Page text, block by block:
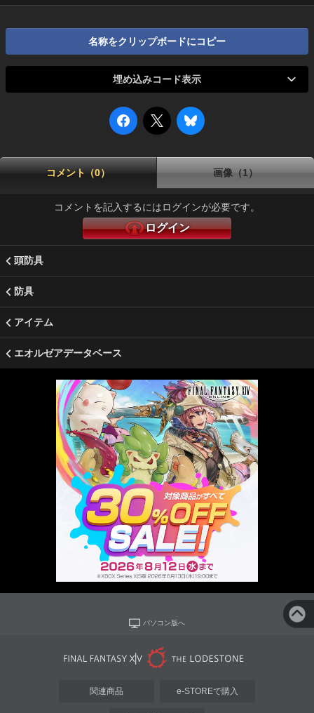
名称をクリップボードにコピー
埋め込みコード表示
コメント（0） 画像（1）
コメントを記入するにはログインが必要です。
ログイン
頭防具
防具
アイテム
エオルゼアデータベース
パソコン版へ
関連商品 e-STOREで購入